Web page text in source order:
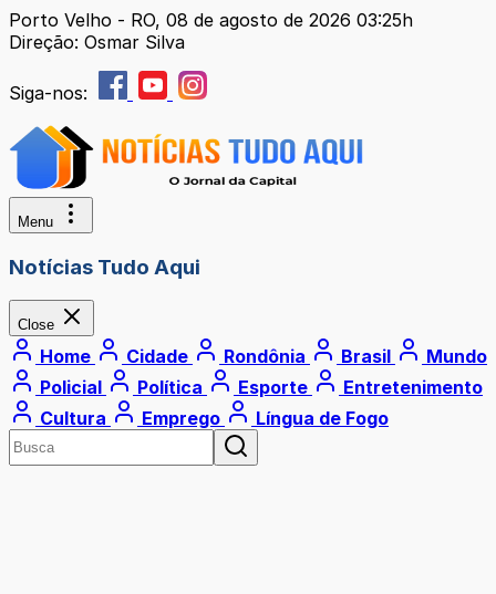
Porto Velho - RO, 08 de agosto de 2026 03:25h
Direção: Osmar Silva
Siga-nos:
Menu
Notícias Tudo Aqui
Close
Home Cidade Rondônia Brasil
Mundo
Policial
Política Esporte
Entretenimento
Cultura
Emprego Língua de Fogo